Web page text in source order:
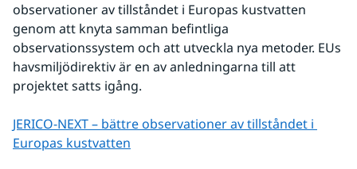
observationer av tillståndet i Europas kustvatten
genom att knyta samman befintliga
observationssystem och att utveckla nya metoder. EUs
havsmiljödirektiv är en av anledningarna till att
projektet satts igång.
JERICO-NEXT – bättre observationer av tillståndet i
Europas kustvatten